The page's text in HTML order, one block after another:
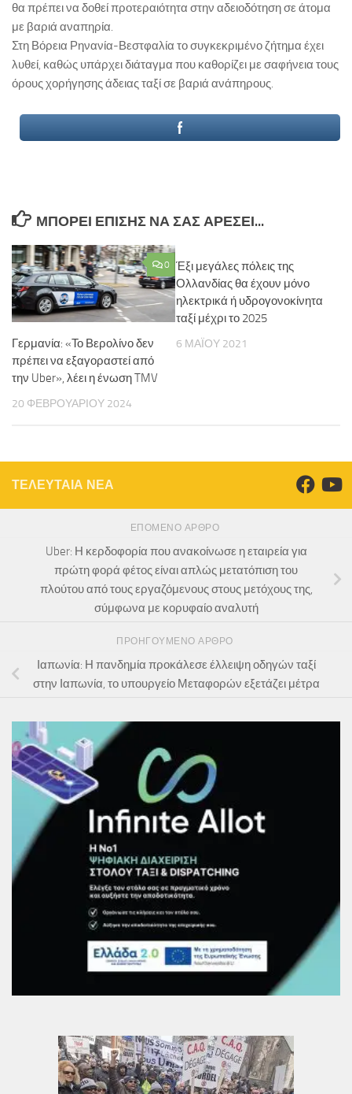
θα πρέπει να δοθεί προτεραιότητα στην αδειοδότηση σε άτομα
με βαριά αναπηρία.
Στη Βόρεια Ρηνανία-Βεστφαλία το συγκεκριμένο ζήτημα έχει
λυθεί, καθώς υπάρχει διάταγμα που καθορίζει με σαφήνεια τους
όρους χορήγησης άδειας ταξί σε βαριά ανάπηρους.
ΜΠΟΡΕΊ ΕΠΊΣΗΣ ΝΑ ΣΑΣ ΑΡΈΣΕΙ...
0
Γερμανία: «Το Βερολίνο δεν
πρέπει να εξαγοραστεί από
την Uber», λέει η ένωση TMV
20 ΦΕΒΡΟΥΑΡΊΟΥ 2024
Έξι μεγάλες πόλεις της
Ολλανδίας θα έχουν μόνο
ηλεκτρικά ή υδρογονοκίνητα
ταξί μέχρι το 2025
6 ΜΑΪ́ΟΥ 2021
ΤΕΛΕΥΤΑΙΑ ΝΕΑ
ΕΠΌΜΕΝΟ ΆΡΘΡΟ
Uber: Η κερδοφορία που ανακοίνωσε η εταιρεία για
πρώτη φορά φέτος είναι απλώς μετατόπιση του
πλούτου από τους εργαζόμενους στους μετόχους της,
σύμφωνα με κορυφαίο αναλυτή
ΠΡΟΗΓΟΎΜΕΝΟ ΆΡΘΡΟ
Ιαπωνία: Η πανδημία προκάλεσε έλλειψη οδηγών ταξί
στην Ιαπωνία, το υπουργείο Μεταφορών εξετάζει μέτρα